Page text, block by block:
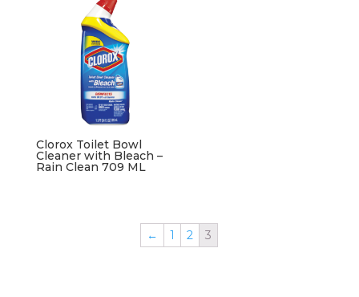
Clorox Toilet Bowl
Cleaner with Bleach –
Rain Clean 709 ML
← 1 2 3